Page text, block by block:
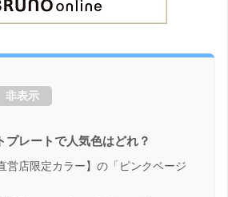
非表示
プレートで人気色はどれ？
営店限定カラー】の「ピンクベージ